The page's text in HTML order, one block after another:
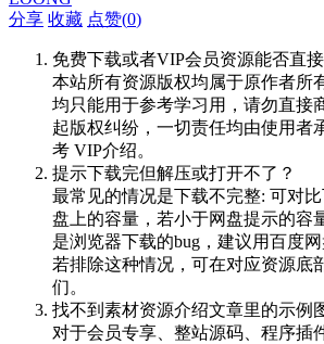
分享 收藏 点赞(0)
免费下载或者VIP会员资源能否直
本站所有资源版权均属于原作者所
均只能用于参考学习用，请勿直接
起版权纠纷，一切责任均由使用者
考 VIP介绍。
提示下载完但解压或打开不了？
最常见的情况是下载不完整: 可对
盘上的容量，若小于网盘提示的容
是浏览器下载的bug，建议用百度网
若排除这种情况，可在对应资源底
们。
找不到素材资源介绍文章里的示例
对于会员专享、整站源码、程序插